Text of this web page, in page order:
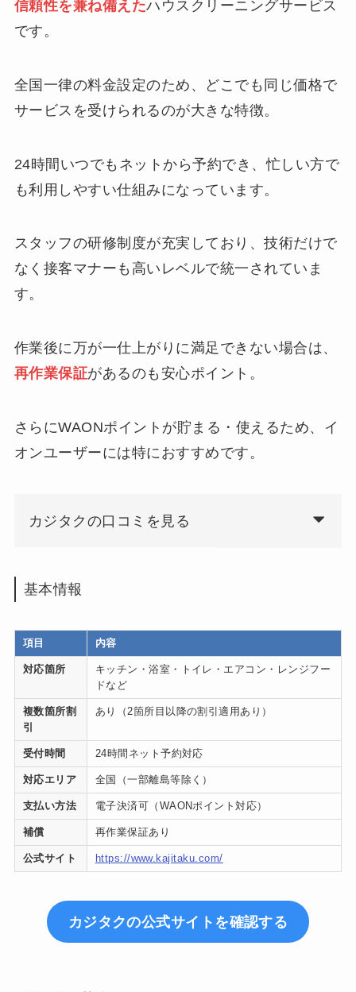
信頼性を兼ね備えたハウスクリーニングサービス
です。
全国一律の料金設定のため、どこでも同じ価格で
サービスを受けられるのが大きな特徴。
24時間いつでもネットから予約でき、忙しい方で
も利用しやすい仕組みになっています。
スタッフの研修制度が充実しており、技術だけで
なく接客マナーも高いレベルで統一されていま
す。
作業後に万が一仕上がりに満足できない場合は、
再作業保証があるのも安心ポイント。
さらにWAONポイントが貯まる・使えるため、イ
オンユーザーには特におすすめです。
カジタクの口コミを見る
基本情報
項目 内容
対応箇所
キッチン・浴室・トイレ・エアコン・レンジフー
ドなど
複数箇所割
引
あり（2箇所目以降の割引適用あり）
受付時間 24時間ネット予約対応
対応エリア 全国（一部離島等除く）
支払い方法 電子決済可（WAONポイント対応）
補償 再作業保証あり
公式サイト https://www.kajitaku.com/
カジタクの公式サイトを確認する